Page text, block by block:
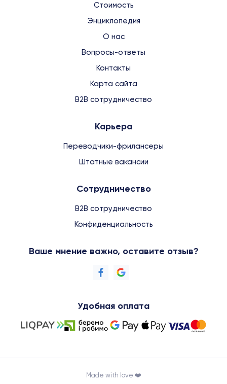
Стоимость
Энциклопедия
О нас
Вопросы-ответы
Контакты
Карта сайта
B2B сотрудничество
Карьера
Переводчики-фрилансеры
Штатные вакансии
Сотрудничество
B2B сотрудничество
Конфиденциальность
Ваше мнение важно, оставите отзыв?
Удобная оплата
Made with love ❤️